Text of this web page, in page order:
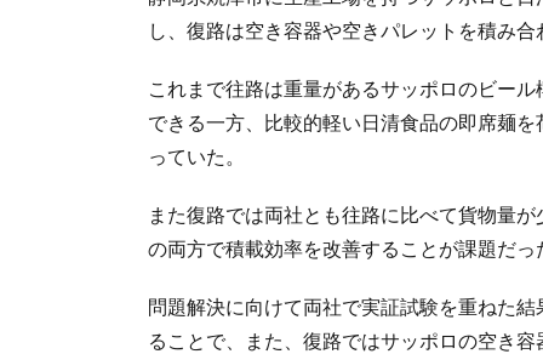
し、復路は空き容器や空きパレットを積み
これまで往路は重量があるサッポロのビー
できる一方、比較的軽い日清食品の即席麺
っていた。
また復路では両社とも往路に比べて貨物量
の両方で積載効率を改善することが課題だっ
問題解決に向けて両社で実証試験を重ねた
ることで、また、復路ではサッポロの空き